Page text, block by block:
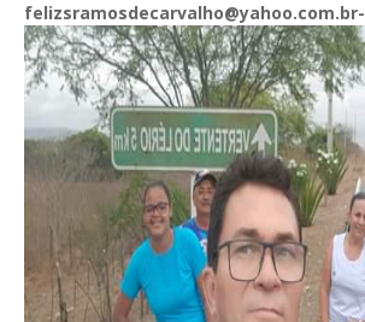
felizsramosdecarvalho@yahoo.com.br-